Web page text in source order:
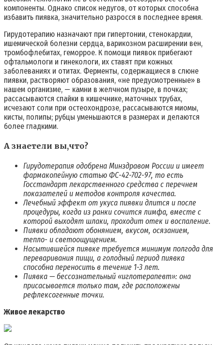
компоненты. Однако список недугов, от которых способна
избавить пиявка, значительно разросся в последнее время.
Гирудотерапию назначают при гипертонии, стенокардии,
ишемической болезни сердца, варикозном расширении вен,
тромбофлебитах, геморрое. К помощи пиявок прибегают
офтальмологи и гинекологи, их ставят при кожных
заболеваниях и отитах. Ферменты, содержащиеся в слюне
пиявки, растворяют образования, «не предусмотренные» в
нашем организме, — камни в желчном пузыре, в почках;
рассасываются спайки в кишечнике, маточных трубах,
исчезают соли при остеохондрозе, рассасываются миомы,
кисты, полипы; рубцы уменьшаются в размерах и делаются
более гладкими.
А знаетели вы,что?
Гирудотерапия одобрена Минздравом России и имеет
фармакопейную статью ФС-42-702-97, то есть
Госстандарт лекарственного средства с перечнем
показателей и методов контроля качества.
Лечебный эффект от укуса пиявки длится и после
процедуры, когда из ранки сочится лимфа, вместе с
которой выходят шлаки, проходит отек и воспаление.
Пиявки обладают обонянием, вкусом, осязанием,
тепло- и светоощущением.
Насытившейся пиявке требуется минимум полгода для
переваривания пищи, а голодный период пиявка
способна переносить в течение 1-3 лет.
Пиявка — бессознательный «иглотерапевт»: она
присасывается только там, где расположены
рефлексогенные точки.
Живое лекарство